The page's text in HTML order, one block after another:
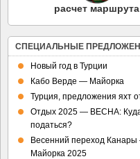
расчет маршрута
СПЕЦИАЛЬНЫЕ
Новый год в Турции
Кабо Верде — Майорка
Турция, предложения яхт
Отдых 2025 — ВЕСНА:
податься?
Весенний переход
Майорка 2025